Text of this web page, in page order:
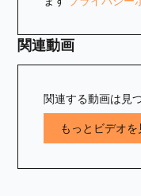
関連動画
関連する動画は見
もっとビデオを